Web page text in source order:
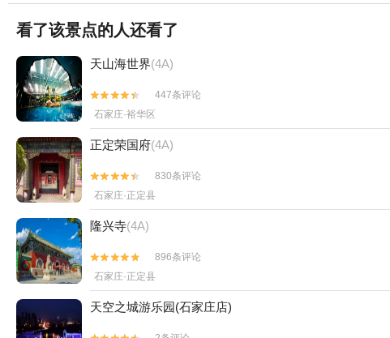
看了该景点的人还看了
天山海世界(4A)


447条评论
石家庄·裕华区
正定荣国府(4A)


830条评论
石家庄·正定县
隆兴寺(4A)


896条评论
石家庄·正定县
天空之城游乐园(石家庄店)